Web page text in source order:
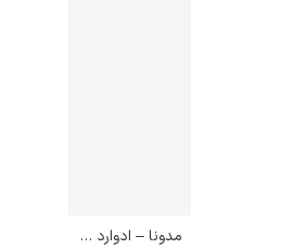
مدونا – ادوارد مونک